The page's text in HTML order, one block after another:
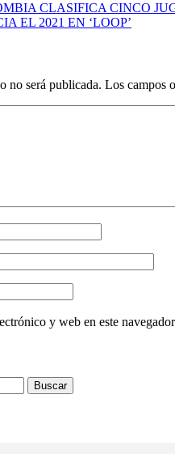
CLASIFICA CINCO
EL 2021 EN ‘LOOP’
no será publicada. Los campos
y web en este